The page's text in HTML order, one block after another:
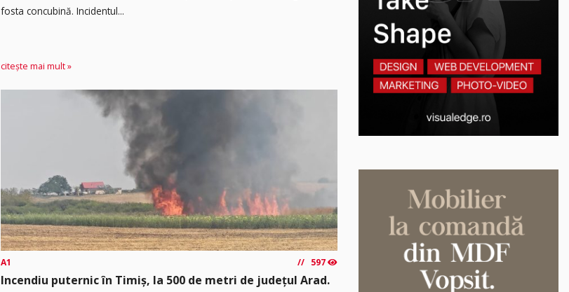
fosta concubină. Incidentul...
citește mai mult »
A1 597
Incendiu puternic în Timiș, la 500 de metri de județul Arad.